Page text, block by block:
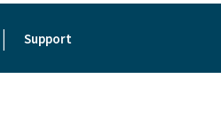
| Support